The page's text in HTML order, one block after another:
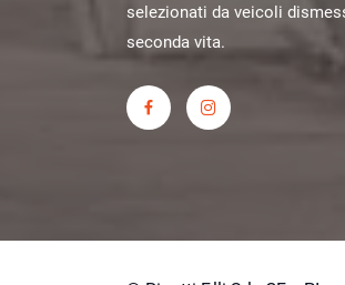
selezionati da veicoli
seconda vita.